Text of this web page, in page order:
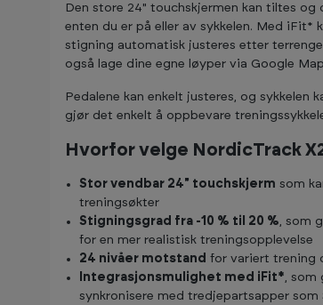
Den store 24" touchskjermen kan tiltes og
enten du er på eller av sykkelen. Med
stigning automatisk justeres etter
også lage dine egne løyper via Google
Pedalene kan enkelt justeres, og
gjør det enkelt å oppbevare
Hvorfor velge NordicTrack
Stor vendbar 24" touchskjerm som
treningsøkter
Stigningsgrad fra -10 % til 20 % , som
for en mer realistisk treningsopplevelse
24 nivåer motstand for variert trening
Integrasjonsmulighet med iFit* ,
synkronisere med tredjepartsapper